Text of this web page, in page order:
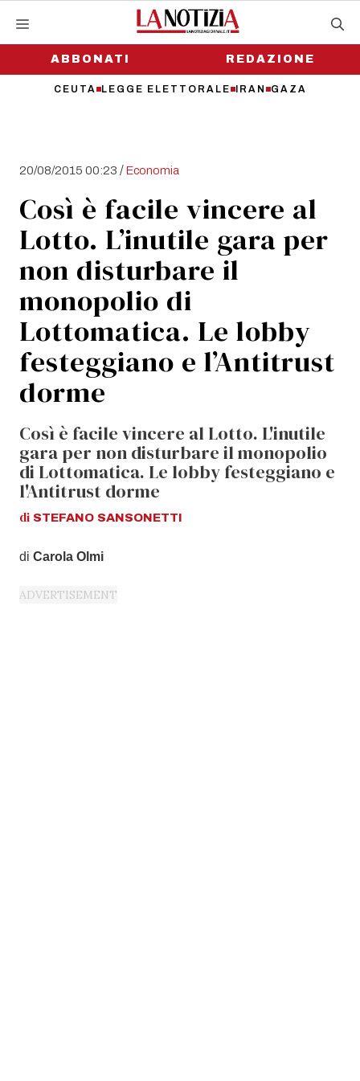
contenutoABBONATI
CEUTA LEGGE ELETTORALE IRAN GAZA
REDAZIONE
20/08/2015 00:23 /Economia
Così è facile vincere al
Lotto. L’inutile gara per
non disturbare il
monopolio di
Lottomatica. Le lobby
festeggiano e l’Antitrust
dorme
Così è facile vincere al Lotto. L'inutile
gara per non disturbare il monopolio
di Lottomatica. Le lobby festeggiano e
l'Antitrust dorme
di STEFANO SANSONETTI
di Carola Olmi